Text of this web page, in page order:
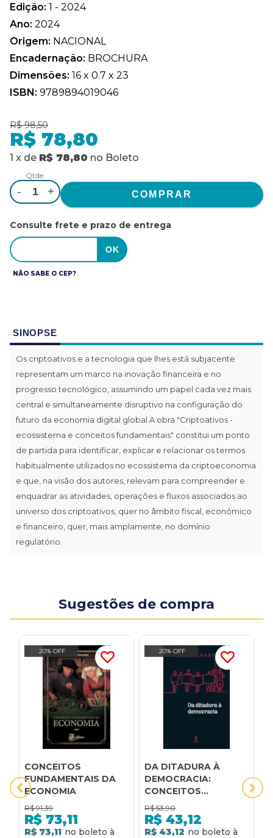
Edição: 1 - 2024
Ano: 2024
Origem: NACIONAL
Encadernação: BROCHURA
Dimensões: 16 x 0.7 x 23
ISBN: 9789894019046
R$ 98,50
R$ 78,80
1 x de R$ 78,80 no Boleto
Qtde.
- +
Consulte frete e prazo de entrega
NÃO SABE O CEP?
SINOPSE
Os criptoativos e a tecnologia que lhes está subjacente
representam um marco na inovação financeira e no
progresso tecnológico, assumindo um papel cada vez mais
central e simultaneamente disruptivo na configuração do
futuro da economia digital global.A obra "Criptoativos -
ecossistema e conceitos fundamentais" constitui um ponto
de partida para identificar, explicar e relacionar os termos
habitualmente utilizados no ecossistema da criptoeconomia
e que, na visão dos autores, relevam para compreender e
enquadrar as atividades, operações e fluxos associados ao
universo dos criptoativos, quer no âmbito fiscal, económico
e financeiro, quer, mais amplamente, no domínio
regulatório.
Sugestões de compra
20% OFF
CONCEITOS
FUNDAMENTAIS DA
ECONOMIA
R$ 91,39
R$ 73,11
R$ 73,11
20% OFF
DA DITADURA À
DEMOCRACIA:
CONCEITOS
FUNDAMENTAIS PARA
A LIBERTAÇÃO
R$ 53,90
R$ 43,12
R$ 43,12